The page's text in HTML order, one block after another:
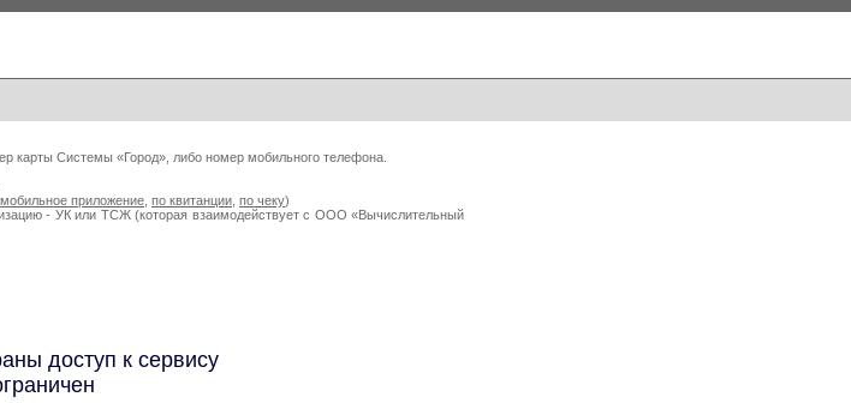
карты Системы «Город», либо номер мобильного телефона.
приложение по квитанции по чеку)
- УК или ТСЖ (которая взаимодействует с ООО «Вычислительный
доступ к сервису